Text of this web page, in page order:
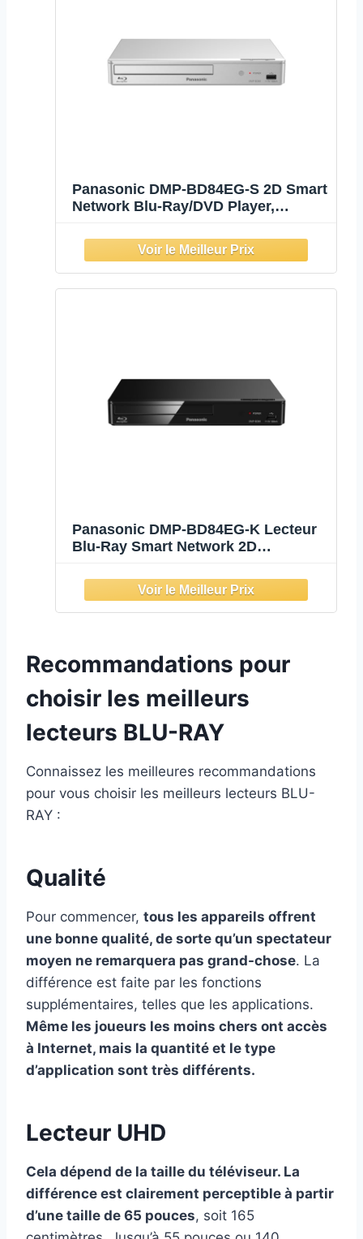
Panasonic DMP-BD84EG-S 2D Smart
Network Blu-Ray/DVD Player,
résolution, Lecture à partir d'un
Disque Dur Externe, USB, Ethernet,
Design Compact, Argent
Panasonic DMP-BD84EG-K Lecteur
Blu-Ray Smart Network 2D
Haute-Résolution, HDD Playback
Externe, USB, Ethernet, Design
Compact, Noir
Recommandations pour
choisir les meilleurs
lecteurs BLU-RAY
Connaissez les meilleures recommandations
pour vous choisir les meilleurs lecteurs BLU-
RAY :
Qualité
Pour commencer, tous les appareils offrent
une bonne qualité, de sorte qu’un spectateur
moyen ne remarquera pas grand-chose. La
différence est faite par les fonctions
supplémentaires, telles que les applications.
Même les joueurs les moins chers ont accès
à Internet, mais la quantité et le type
d’application sont très différents.
Lecteur UHD
Cela dépend de la taille du téléviseur. La
différence est clairement perceptible à partir
d’une taille de 65 pouces, soit 165